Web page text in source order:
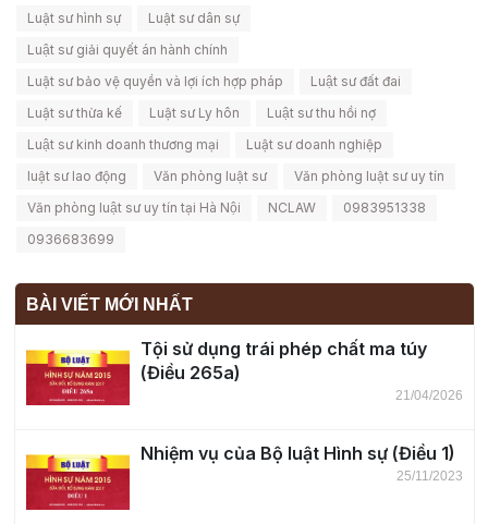
Luật sư hình sự
Luật sư dân sự
Luật sư giải quyết án hành chính
Luật sư bảo vệ quyền và lợi ích hợp pháp
Luật sư đất đai
Luật sư thừa kế
Luật sư Ly hôn
Luật sư thu hồi nợ
Luật sư kinh doanh thương mại
Luật sư doanh nghiệp
luật sư lao động
Văn phòng luật sư
Văn phòng luật sư uy tín
Văn phòng luật sư uy tín tại Hà Nội
NCLAW
0983951338
0936683699
BÀI VIẾT MỚI NHẤT
Tội sử dụng trái phép chất ma túy
(Điều 265a)
21/04/2026
Nhiệm vụ của Bộ luật Hình sự (Điều 1)
25/11/2023